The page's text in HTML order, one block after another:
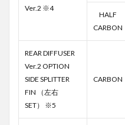
Ver.2 ※4
HALF
CARBON
REAR DIFFUSER
Ver.2 OPTION
SIDE SPLITTER
FIN （左右
SET） ※5
CARBON